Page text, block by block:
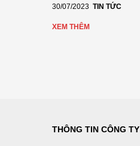
30/07/2023 TIN TỨC
XEM THÊM
THÔNG TIN CÔNG TY